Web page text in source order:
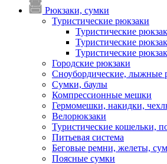
Рюкзаки, сумки
Туристические рюкзаки
Туристические
Туристические
Туристические
Городские рюкзаки
Сноубордические, лыжные
Сумки, баулы
Компрессионные мешки
Гермомешки, накидки,
Велорюкзаки
Туристические кошельки,
Питьевая система
Беговые ремни, желеты,
Поясные сумки